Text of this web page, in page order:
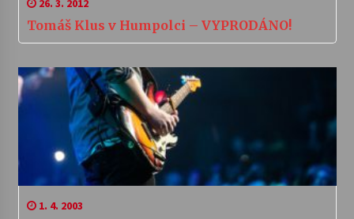
26. 3. 2012
Tomáš Klus v Humpolci – VYPRODÁNO!
1. 4. 2003